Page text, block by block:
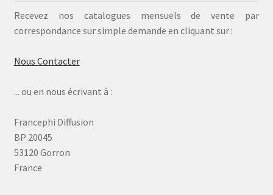
Recevez nos catalogues mensuels de vente par
correspondance sur simple demande en cliquant sur :
Nous Contacter
... ou en nous écrivant à :
Francephi Diffusion
BP 20045
53120 Gorron
France